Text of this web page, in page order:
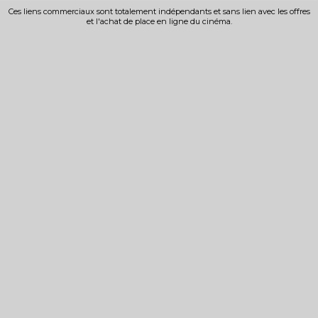
Ces liens commerciaux sont totalement indépendants et sans lien avec les offres
et l'achat de place en ligne du cinéma.